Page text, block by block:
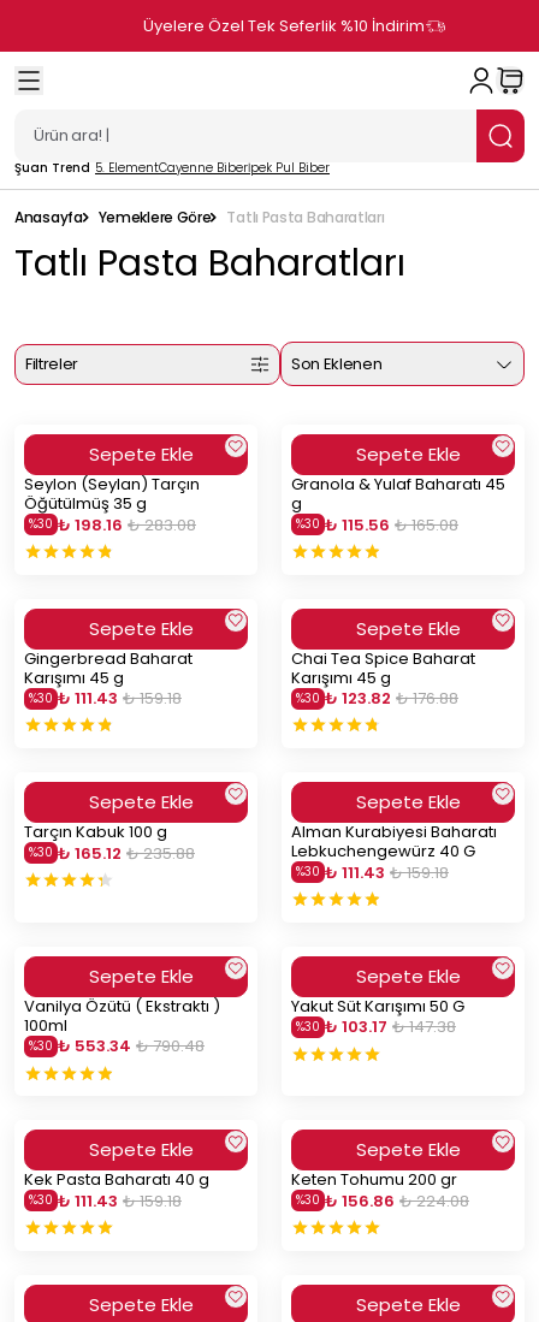
Üyelere Özel Tek Seferlik %10 İndirim
Şuan Trend 5. ElementCayenne Biberİpek Pul Biber
Anasayfa Yemeklere Göre Tatlı Pasta Baharatları
Tatlı Pasta Baharatları
Filtreler Son Eklenen
Sepete Ekle
Seylon (Seylan) Tarçın
Öğütülmüş 35 g
%30 ₺ 198.16 ₺ 283.08
Sepete Ekle
Granola & Yulaf Baharatı 45
g
%30 ₺ 115.56 ₺ 165.08
Sepete Ekle
Gingerbread Baharat
Karışımı 45 g
%30 ₺ 111.43 ₺ 159.18
Sepete Ekle
Chai Tea Spice Baharat
Karışımı 45 g
%30 ₺ 123.82 ₺ 176.88
Sepete Ekle
Tarçın Kabuk 100 g
%30 ₺ 165.12 ₺ 235.88
Sepete Ekle
Alman Kurabiyesi Baharatı
Lebkuchengewürz 40 G
%30 ₺ 111.43 ₺ 159.18
Sepete Ekle
Vanilya Özütü ( Ekstraktı )
100ml
%30 ₺ 553.34 ₺ 790.48
Sepete Ekle
Yakut Süt Karışımı 50 G
%30 ₺ 103.17 ₺ 147.38
Sepete Ekle
Kek Pasta Baharatı 40 g
%30 ₺ 111.43 ₺ 159.18
Sepete Ekle
Keten Tohumu 200 gr
%30 ₺ 156.86 ₺ 224.08
Sepete Ekle Sepete Ekle